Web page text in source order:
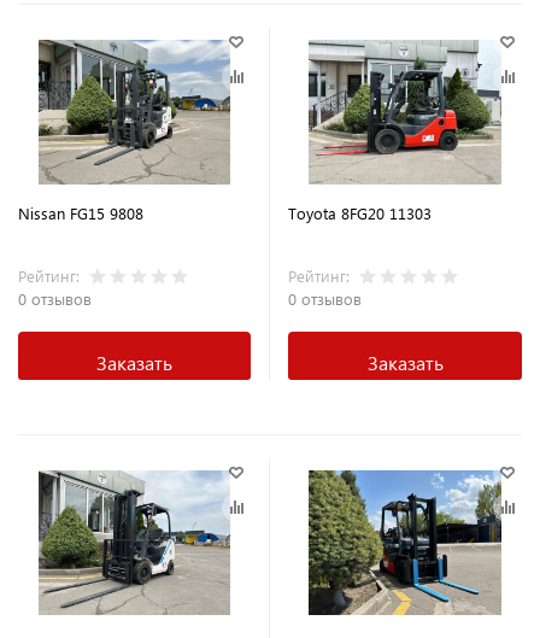
Nissan FG15 9808
Рейтинг:
0 отзывов
Заказать
Toyota 8FG20 11303
Рейтинг:
0 отзывов
Заказать